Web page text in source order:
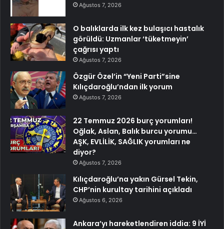
Ağustos 7, 2026
O balıklarda ilk kez bulaşıcı hastalık
görüldü: Uzmanlar ‘tüketmeyin’
çağrısı yaptı
Ağustos 7, 2026
Özgür Özel’in “Yeni Parti”sine
Kılıçdaroğlu’ndan ilk yorum
Ağustos 7, 2026
22 Temmuz 2026 burç yorumları!
Oğlak, Aslan, Balık burcu yorumu…
AŞK, EVLİLİK, SAĞLIK yorumları ne
diyor?
Ağustos 7, 2026
Kılıçdaroğlu’na yakın Gürsel Tekin,
CHP’nin kurultay tarihini açıkladı
Ağustos 6, 2026
Ankara’yı hareketlendiren iddia: 9 İYİ